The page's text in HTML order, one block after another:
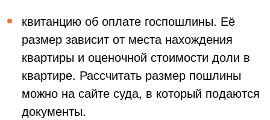
квитанцию об оплате госпошлины. Её
размер зависит от места нахождения
квартиры и оценочной стоимости доли в
квартире. Рассчитать размер пошлины
можно на сайте суда, в который подаются
документы.